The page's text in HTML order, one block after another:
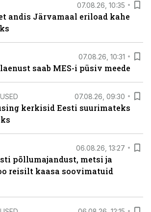
07.08.26, 10:35
andis Järvamaal eriload kahe
07.08.26, 10:31
saab MES-i püsiv meede
07.08.26, 09:30
kerkisid Eesti suurimateks
06.08.26, 13:27
põllumajandust, metsi ja
reisilt kaasa soovimatuid